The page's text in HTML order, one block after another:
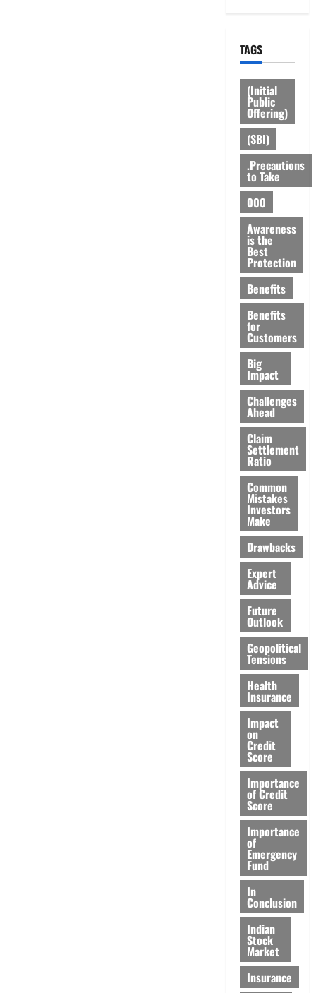
TAGS
(Initial
Public
Offering)
(SBI)
.Precautions
to Take
000
Awareness
is the
Best
Protection
Benefits
Benefits
for
Customers
Big
Impact
Challenges
Ahead
Claim
Settlement
Ratio
Common
Mistakes
Investors
Make
Drawbacks
Expert
Advice
Future
Outlook
Geopolitical
Tensions
Health
Insurance
Impact
on
Credit
Score
Importance
of Credit
Score
Importance
of
Emergency
Fund
In
Conclusion
Indian
Stock
Market
Insurance